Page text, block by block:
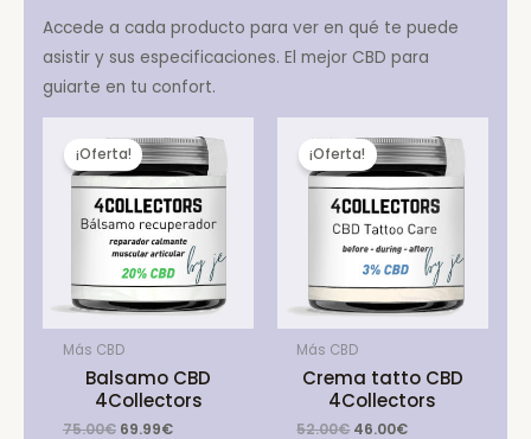
Accede a cada producto para ver en qué te puede
asistir y sus especificaciones. El mejor CBD para
guiarte en tu confort.
¡Oferta!
Más CBD
Balsamo CBD
4Collectors
75.00€ Original
69.99€Current
¡Oferta!
Más CBD
Crema tatto CBD
4Collectors
52.00€ Original
46.00€Current